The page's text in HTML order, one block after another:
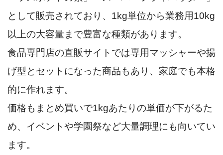
として販売されており、1kg単位から業務用10kg
以上の大容量まで豊富な種類があります。
食品専門店の直販サイトでは専用マッシャーや揚
げ型とセットになった商品もあり、家庭でも本格
的に作れます。
価格もまとめ買いで1kgあたりの単価が下がるた
め、イベントや学園祭など大量調理にも向いてい
ます。